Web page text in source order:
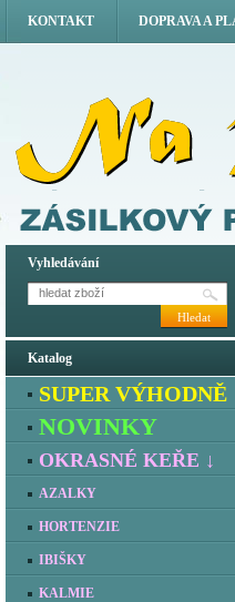
Vyhledávání
Hledat
Katalog
SUPER VÝHODNĚ
NOVINKY
OKRASNÉ KEŘE ↓
AZALKY
HORTENZIE
IBIŠKY
KALMIE
KONTAKT DOPRAVA A